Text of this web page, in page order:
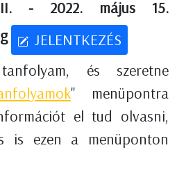
II. - 2022. május 15.
JELENTKEZÉS
és szeretne
" menüpontra
el tud olvasni,
is ezen a menüponton